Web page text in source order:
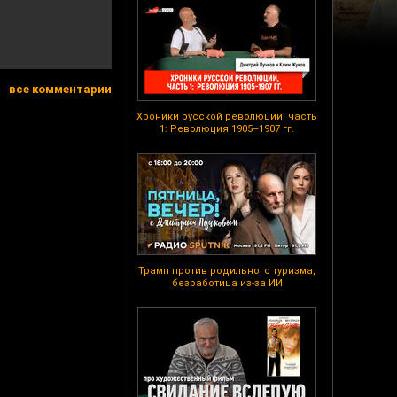
Хроники русской революции, часть
1: Революция 1905–1907 гг.
Трамп против родильного туризма,
безработица из-за ИИ
все комментарии